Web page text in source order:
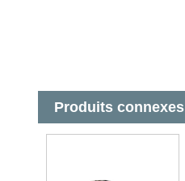
Produits connexes